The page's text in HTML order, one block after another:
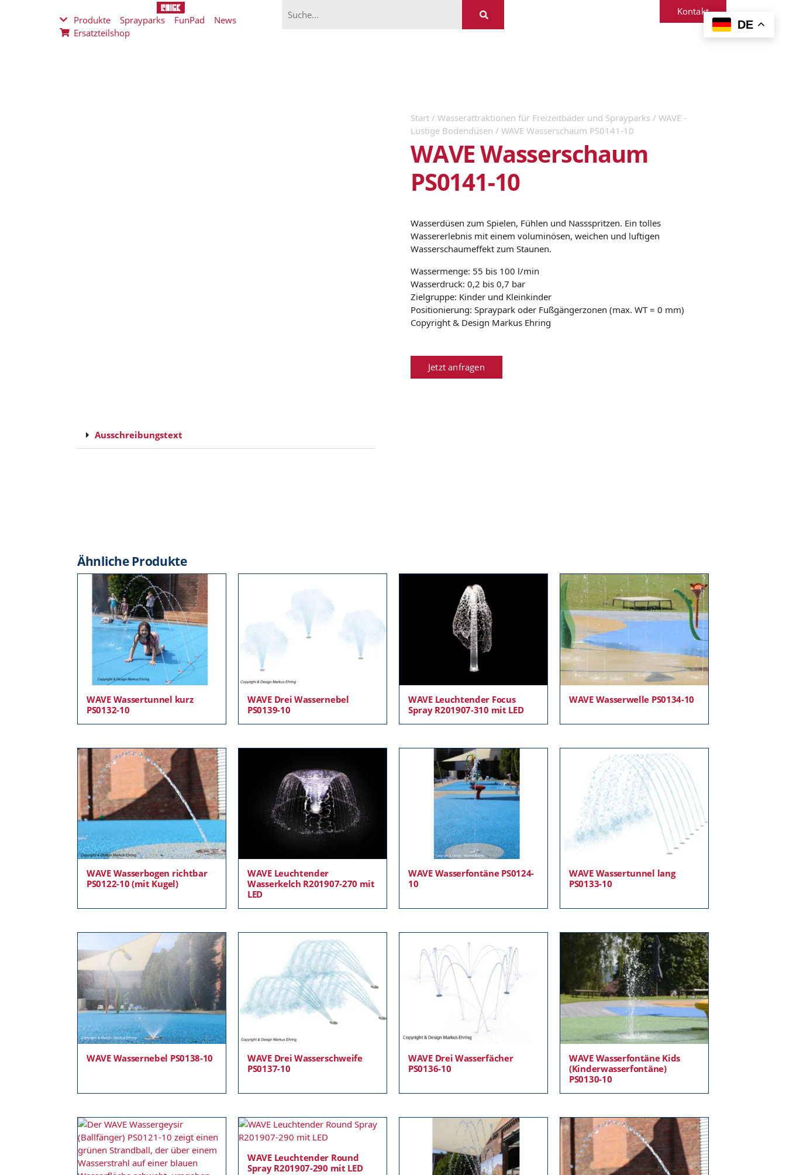
Produkte Sprayparks FunPad
News
Ersatzteilshop
Kontakt
Ausschreibungstext
Start / Wasserattraktionen für Freizeitbäder und Sprayparks / WAVE -
Lustige Bodendüsen / WAVE Wasserschaum PS0141-10
WAVE Wasserschaum
PS0141-10
Wasserdüsen zum Spielen, Fühlen und Nassspritzen. Ein tolles
Wassererlebnis mit einem voluminösen, weichen und luftigen
Wasserschaumeffekt zum Staunen.
Wassermenge: 55 bis 100 l/min
Wasserdruck: 0,2 bis 0,7 bar
Zielgruppe: Kinder und Kleinkinder
Positionierung: Spraypark oder Fußgängerzonen (max. WT = 0 mm)
Copyright & Design Markus Ehring
Jetzt anfragen
Ähnliche Produkte
WAVE Wassertunnel kurz
PS0132-10
WAVE Drei Wassernebel
PS0139-10
WAVE Leuchtender Focus
Spray R201907-310 mit LED
WAVE Wasserwelle PS0134-10
WAVE Wasserbogen richtbar
PS0122-10 (mit Kugel)
WAVE Leuchtender
Wasserkelch R201907-270 mit
LED
WAVE Wasserfontäne PS0124-
10
WAVE Wassertunnel lang
PS0133-10
WAVE Wassernebel PS0138-10
WAVE Drei Wasserschweife
PS0137-10
WAVE Drei Wasserfächer
PS0136-10
WAVE Wasserfontäne Kids
(Kinderwasserfontäne)
PS0130-10
WAVE Leuchtender Round
Spray R201907-290 mit LED
DE